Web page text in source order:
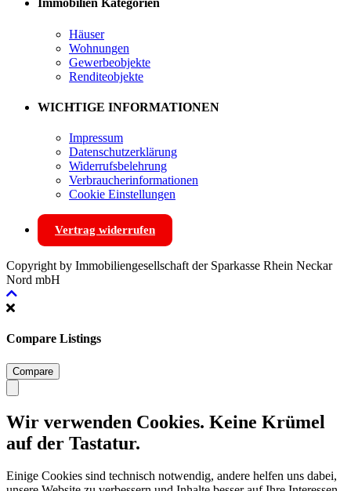
Immobilien Kategorien
Häuser
Wohnungen
Gewerbeobjekte
Renditeobjekte
WICHTIGE INFORMATIONEN
Impressum
Datenschutzerklärung
Widerrufsbelehrung
Verbraucherinformationen
Cookie Einstellungen
Vertrag widerrufen
Copyright by Immobiliengesellschaft der Sparkasse Rhein Neckar
Nord mbH
Compare Listings
Compare
Wir verwenden Cookies. Keine Krümel
auf der Tastatur.
Einige Cookies sind technisch notwendig, andere helfen uns dabei,